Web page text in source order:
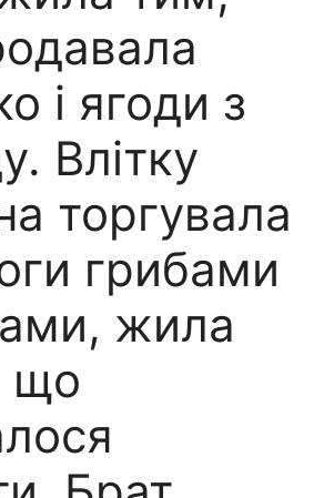
і ягоди з
Влітку
торгувала
грибами
жила
що